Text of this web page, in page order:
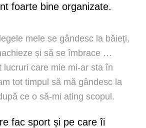
foarte bine organizate.
mele se gândesc la băieți,
și să se îmbrace …
lucruri care mie mi-ar sta în
tot timpul să mă gândesc la
ce o să-mi ating scopul.
fac sport și pe care îi